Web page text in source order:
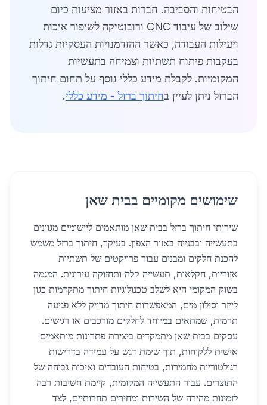
הבטיחות והסביבה. חברות באזור מציעות כיום
שילוב של עיבוד CNC ורובוטיקה לשיפור איכות
ויעילות העבודה, כאשר ההזדמנויות העסקיות גדלות
בעקבות פיתוח תשתיות וצמיחה בתעשיות
המקומיות. לקבלת מידע כללי נוסף על תחום חיתוך
הברזל ניתן לעיין בחיתוך ברזל - מידע כללי.
שימושים מקומיים בבית שאן
שירותי חיתוך ברזל בבית שאן מותאמים ליישומים מגוונים
בתעשייה ובבנייה באזור הצפון. בעיקר, חיתוך ברזל משמש
להכנת חלקים ומבנים עבור פרויקטים של תשתיות
אזוריות, חקלאות, תעשייה קלה ותחזוקה עירונית. המגמה
בשוק המקומי היא לשלב טכנולוגיות חיתוך מתקדמות כגון
לייזר וסילון מים, המאפשרות חיתוך מדויק ללא פגיעה
תרמית, שמתאים במיוחד לחלקים מורכבים או רגישים.
עסקים בבית שאן מתמקדים ביצירת פתרונות מותאמים
אישית ללקוחות, תוך שימת דגש על עמידה בדרישות
רגולטוריות מחמירות, בטיחות העובדים ואיכות גבוהה של
התוצרים. עבור התעשייה המקומית, קיימת חשיבות רבה
לזמינות מהירה של השירות ומחירים תחרותיים, לצד